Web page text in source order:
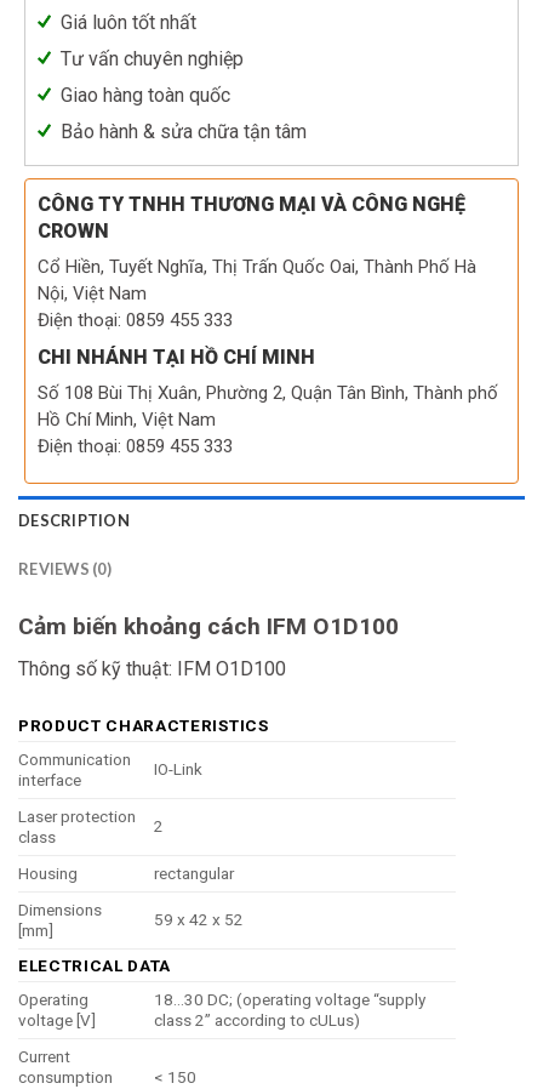
Giá luôn tốt nhất
Tư vấn chuyên nghiệp
Giao hàng toàn quốc
Bảo hành & sửa chữa tận tâm
CÔNG TY TNHH THƯƠNG MẠI VÀ CÔNG NGHỆ
CROWN
Cổ Hiền, Tuyết Nghĩa, Thị Trấn Quốc Oai, Thành Phố Hà
Nội, Việt Nam
Điện thoại: 0859 455 333
CHI NHÁNH TẠI HỒ CHÍ MINH
Số 108 Bùi Thị Xuân, Phường 2, Quận Tân Bình, Thành phố
Hồ Chí Minh, Việt Nam
Điện thoại: 0859 455 333
DESCRIPTION
REVIEWS (0)
Cảm biến khoảng cách IFM O1D100
Thông số kỹ thuật: IFM O1D100
PRODUCT CHARACTERISTICS
Communication
interface
IO-Link
Laser protection
class
2
Housing
rectangular
Dimensions
[mm]
59 x 42 x 52
ELECTRICAL DATA
Operating
voltage [V]
18…30 DC; (operating voltage “supply
class 2” according to cULus)
Current
consumption
< 150